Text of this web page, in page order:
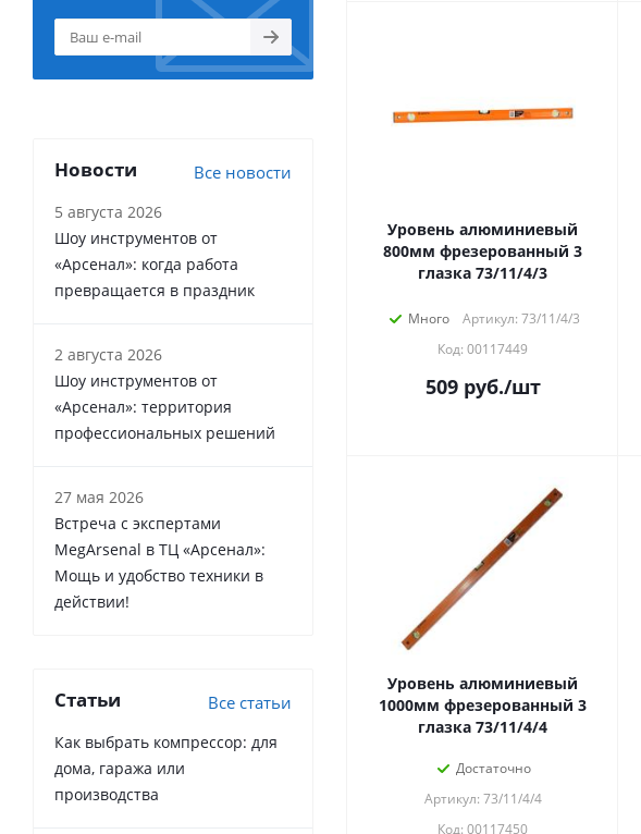
Уровень алюминиевый
800мм фрезерованный 3
глазка 73/11/4/3
Много
Артикул: 73/11/4/3
Код: 00117449
509руб./шт
Уровень алюминиевый
1000мм фрезерованный 3
глазка 73/11/4/4
Достаточно
Артикул: 73/11/4/4
Код: 00117450
Новости Все новости
5 августа 2026
Шоу инструментов от
«Арсенал»: когда работа
превращается в праздник
2 августа 2026
Шоу инструментов от
«Арсенал»: территория
профессиональных решений
27 мая 2026
Встреча с экспертами
MegArsenal в ТЦ «Арсенал»:
Мощь и удобство техники в
действии!
Статьи Все статьи
Как выбрать компрессор: для
дома, гаража или
производства